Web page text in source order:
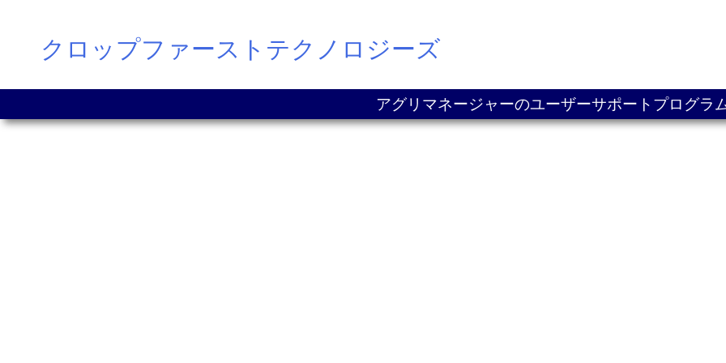
content
クロップファーストテクノロジーズ
アグリマネージャーのユーザーサポートプログラ